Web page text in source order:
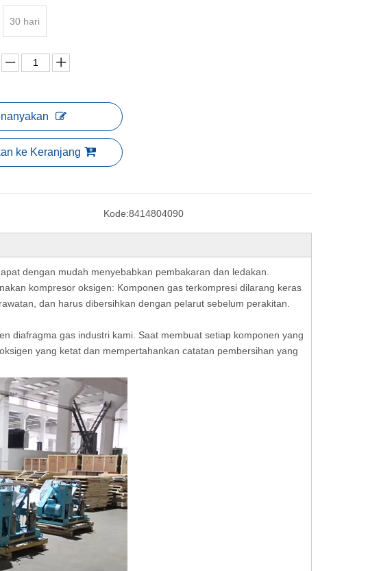
30 hari
ke Keranjang
Kode:8414804090
dengan mudah menyebabkan pembakaran dan ledakan.
kompresor oksigen: Komponen gas terkompresi dilarang keras
dan harus dibersihkan dengan pelarut sebelum perakitan.
diafragma gas industri kami. Saat membuat setiap komponen yang
yang ketat dan mempertahankan catatan pembersihan yang